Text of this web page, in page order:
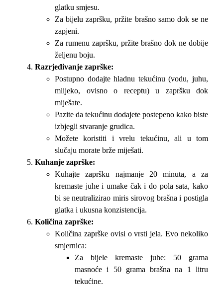
glatku smjesu.
Za bijelu zapršku, pržite brašno samo dok se ne
zapjeni.
Za rumenu zapršku, pržite brašno dok ne dobije
željenu boju.
Razrjeđivanje zaprške:
Postupno dodajte hladnu tekućinu (vodu, juhu,
mlijeko, ovisno o receptu) u zapršku dok
miješate.
Pazite da tekućinu dodajete postepeno kako biste
izbjegli stvaranje grudica.
Možete koristiti i vrelu tekućinu, ali u tom
slučaju morate brže miješati.
Kuhanje zaprške:
Kuhajte zapršku najmanje 20 minuta, a za
kremaste juhe i umake čak i do pola sata, kako
bi se neutralizirao miris sirovog brašna i postigla
glatka i ukusna konzistencija.
Količina zaprške:
Količina zaprške ovisi o vrsti jela. Evo nekoliko
smjernica:
Za bijele kremaste juhe: 50 grama
masnoće i 50 grama brašna na 1 litru
tekućine.